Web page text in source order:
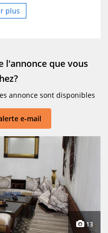
plus
l'annonce que vous
annonce sont disponibles
e-mail
13